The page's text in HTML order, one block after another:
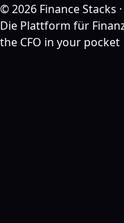
©2026 Finance Stacks ·
Die Plattform für
the CFO in your pocket